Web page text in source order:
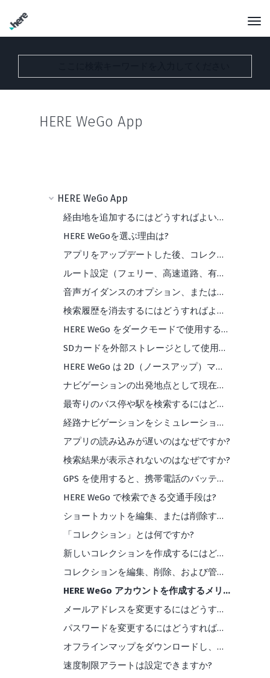
HERE WeGo App
HERE WeGo App
経由地を追加するにはどうすればよいですか?
HERE WeGoを選ぶ理由は?
アプリをアップデートした後、コレクションが消えてしまいました。どうすればよいですか？
ルート設定（フェリー、高速道路、有料道路など）を適用するにはどうすればよいですか?
音声ガイダンスのオプション、またはサポートされている言語は何ですか?
検索履歴を消去するにはどうすればよいですか?
HERE WeGo をダークモードで使用するにはどうすればよいですか?
SDカードを外部ストレージとして使用するにはどうすればよいですか?
HERE WeGo は 2D（ノースアップ）マップビューに対応していますか?
ナビゲーションの出発地点として現在地を使用したくありません。 どうすれば変更できますか？
最寄りのバス停や駅を検索するにはどうすればよいですか?
経路ナビゲーションをシミュレーションするにはどうすればよいですか?
アプリの読み込みが遅いのはなぜですか?
検索結果が表示されないのはなぜですか?
GPS を使用すると、携帯電話のバッテリーの消耗が早くなりますか?
HERE WeGo で検索できる交通手段は?
ショートカットを編集、または削除するにはどうすればよいですか?
「コレクション」とは何ですか?
新しいコレクションを作成するにはどうすればよいですか?
コレクションを編集、削除、および管理するにはどうすればよいですか?
HERE WeGo アカウントを作成するメリットは何ですか?
メールアドレスを変更するにはどうすればよいですか?
パスワードを変更するにはどうすればよいですか?
オフラインマップをダウンロードし、使用するにはどうすればよいですか?
速度制限アラートは設定できますか?